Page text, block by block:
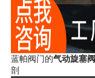
蓝帕阀门的气动旋塞阀
剖